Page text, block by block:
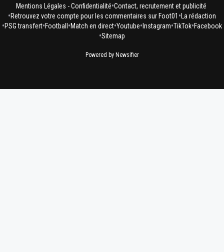
Mentions Légales - Confidentialité•Contact, recrutement et publicité
•Retrouvez votre compte pour les commentaires sur Foot01 •La rédaction
•PSG transfert•Football•Match en direct•Youtube•Instagram•TikTok•Facebook
•Sitemap
Powered by Newsifier